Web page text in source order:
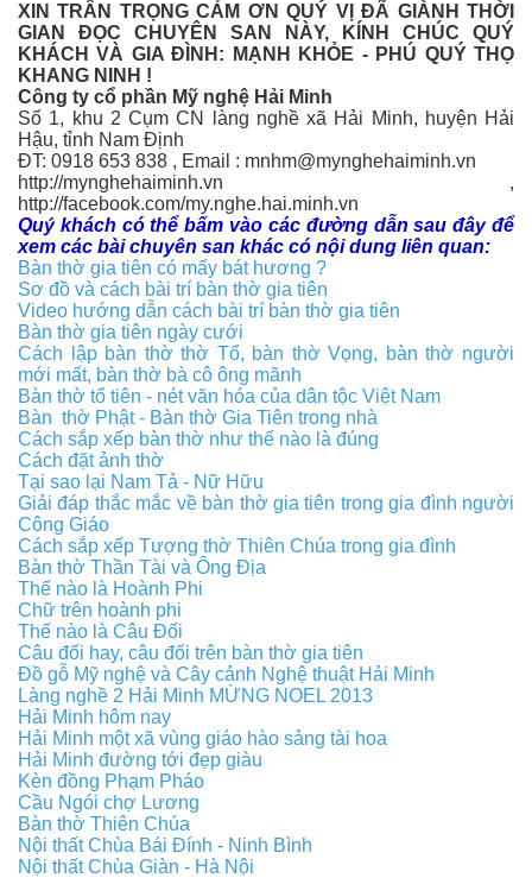
XIN TRÂN TRỌNG CẢM ƠN QUÝ VỊ ĐÃ GIÀNH THỜI
GIAN ĐỌC CHUYÊN SAN NÀY, KÍNH CHÚC QUÝ
KHÁCH VÀ GIA ĐÌNH: MẠNH KHỎE - PHÚ QUÝ THỌ
KHANG NINH !
Công ty cổ phần Mỹ nghệ Hải Minh
Số 1, khu 2 Cụm CN làng nghề xã Hải Minh, huyện Hải
Hậu, tỉnh Nam Định
ĐT: 0918 653 838 , Email : mnhm@mynghehaiminh.vn
http://mynghehaiminh.vn ,
http://facebook.com/my.nghe.hai.minh.vn
Quý khách có thể bấm vào các đường dẫn sau đây để
xem các bài chuyên san khác có nội dung liên quan:
Bàn thờ gia tiên có mấy bát hương ?
Sơ đồ và cách bài trí bàn thờ gia tiên
Video hướng dẫn cách bài trí bàn thờ gia tiên
Bàn thờ gia tiên ngày cưới
Cách lập bàn thờ thờ Tổ, bàn thờ Vọng, bàn thờ người
mới mất, bàn thờ bà cô ông mãnh
Bàn thờ tổ tiên - nét văn hóa của dân tộc Việt Nam
Bàn thờ Phật - Bàn thờ Gia Tiên trong nhà
Cách sắp xếp bàn thờ như thế nào là đúng
Cách đặt ảnh thờ
Tại sao lại Nam Tả - Nữ Hữu
Giải đáp thắc mắc về bàn thờ gia tiên trong gia đình người
Công Giáo
Cách sắp xếp Tượng thờ Thiên Chúa trong gia đình
Bàn thờ Thần Tài và Ông Địa
Thế nào là Hoành Phi
Chữ trên hoành phi
Thế nào là Câu Đối
Câu đối hay, câu đối trên bàn thờ gia tiên
Đồ gỗ Mỹ nghệ và Cây cảnh Nghệ thuật Hải Minh
Làng nghề 2 Hải Minh MỪNG NOEL 2013
Hải Minh hôm nay
Hải Minh một xã vùng giáo hào sảng tài hoa
Hải Minh đường tới đẹp giàu
Kèn đồng Phạm Pháo
Cầu Ngói chợ Lương
Bàn thờ Thiên Chúa
Nội thất Chùa Bái Đính - Ninh Bình
Nội thất Chùa Giàn - Hà Nội